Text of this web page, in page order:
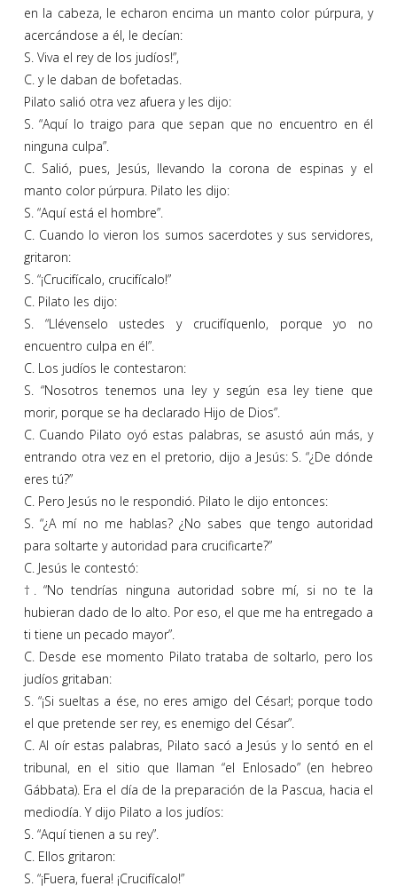
en la cabeza, le echaron encima un manto color púrpura, y
acercándose a él, le decían:
S. Viva el rey de los judíos!”,
C. y le daban de bofetadas.
Pilato salió otra vez afuera y les dijo:
S. “Aquí lo traigo para que sepan que no encuentro en él
ninguna culpa”.
C. Salió, pues, Jesús, llevando la corona de espinas y el
manto color púrpura. Pilato les dijo:
S. “Aquí está el hombre”.
C. Cuando lo vieron los sumos sacerdotes y sus servidores,
gritaron:
S. “¡Crucifícalo, crucifícalo!”
C. Pilato les dijo:
S. “Llévenselo ustedes y crucifíquenlo, porque yo no
encuentro culpa en él”.
C. Los judíos le contestaron:
S. “Nosotros tenemos una ley y según esa ley tiene que
morir, porque se ha declarado Hijo de Dios”.
C. Cuando Pilato oyó estas palabras, se asustó aún más, y
entrando otra vez en el pretorio, dijo a Jesús: S. “¿De dónde
eres tú?”
C. Pero Jesús no le respondió. Pilato le dijo entonces:
S. “¿A mí no me hablas? ¿No sabes que tengo autoridad
para soltarte y autoridad para crucificarte?”
C. Jesús le contestó:
†. “No tendrías ninguna autoridad sobre mí, si no te la
hubieran dado de lo alto. Por eso, el que me ha entregado a
ti tiene un pecado mayor”.
C. Desde ese momento Pilato trataba de soltarlo, pero los
judíos gritaban:
S. “¡Si sueltas a ése, no eres amigo del César!; porque todo
el que pretende ser rey, es enemigo del César”.
C. Al oír estas palabras, Pilato sacó a Jesús y lo sentó en el
tribunal, en el sitio que llaman “el Enlosado” (en hebreo
Gábbata). Era el día de la preparación de la Pascua, hacia el
mediodía. Y dijo Pilato a los judíos:
S. “Aquí tienen a su rey”.
C. Ellos gritaron:
S. “¡Fuera, fuera! ¡Crucifícalo!”